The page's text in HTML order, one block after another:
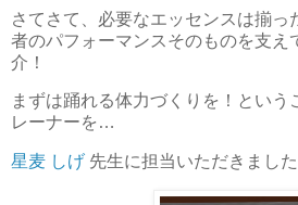
さてさて、必要なエッセンスは揃
者のパフォーマンスそのものを支え
介！
まずは踊れる体力づくりを！という
レーナーを…
星麦 しげ 先生に担当いただきました